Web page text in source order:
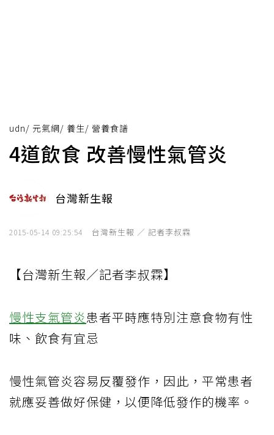
udn/ 元氣網/ 養生/ 營養食譜
4道飲食 改善慢性氣管炎
台灣新生報
2015-05-14 09:25:54 台灣新生報 ／ 記者李叔霖
【台灣新生報／記者李叔霖】
慢性支氣管炎患者平時應特別注意食物有性
味、飲食有宜忌
慢性氣管炎容易反覆發作，因此，平常患者
就應妥善做好保健，以便降低發作的機率。